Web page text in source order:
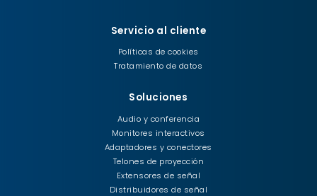
Servicio al cliente
Políticas de cookies
Tratamiento de datos
Soluciones
Audio y conferencia
Monitores interactivos
Adaptadores y conectores
Telones de proyección
Extensores de señal
Distribuidores de señal